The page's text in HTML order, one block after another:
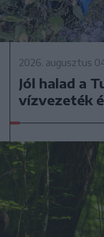
2026. augusztus
Jól halad a
vízvezeték